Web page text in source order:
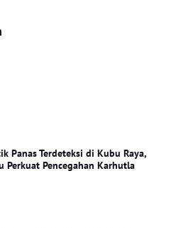
Panas Terdeteksi di Kubu Raya,
Perkuat Pencegahan Karhutla